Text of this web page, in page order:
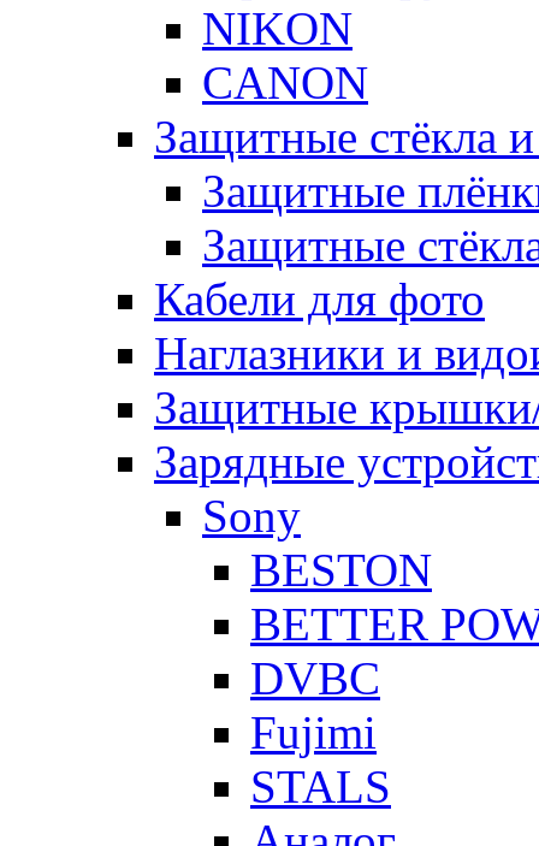
NIKON
CANON
Защитные стёкла
Защитные
Защитные
Кабели для фото
Наглазники и
Защитные
Зарядные
Sony
BESTON
BETTER
DVBC
Fujimi
STALS